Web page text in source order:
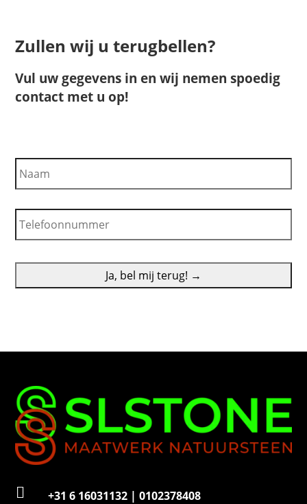
Zullen wij u terugbellen?
Vul uw gegevens in en wij nemen spoedig
contact met u op!
N
a
T
e
f
o
 +31 6 16031132 | 0102378408